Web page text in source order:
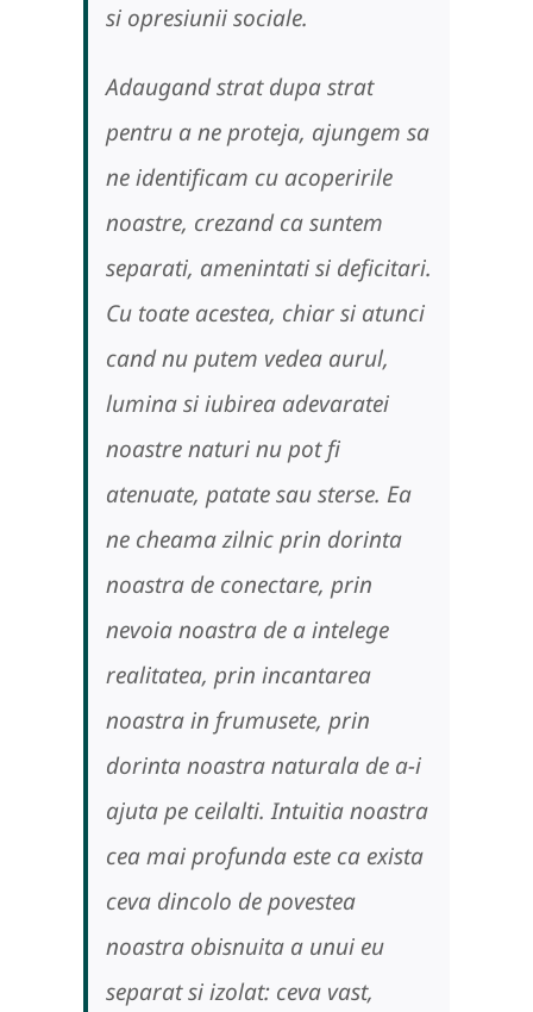
si opresiunii sociale.
Adaugand strat dupa strat
pentru a ne proteja, ajungem sa
ne identificam cu acoperirile
noastre, crezand ca suntem
separati, amenintati si deficitari.
Cu toate acestea, chiar si atunci
cand nu putem vedea aurul,
lumina si iubirea adevaratei
noastre naturi nu pot fi
atenuate, patate sau sterse. Ea
ne cheama zilnic prin dorinta
noastra de conectare, prin
nevoia noastra de a intelege
realitatea, prin incantarea
noastra in frumusete, prin
dorinta noastra naturala de a-i
ajuta pe ceilalti. Intuitia noastra
cea mai profunda este ca exista
ceva dincolo de povestea
noastra obisnuita a unui eu
separat si izolat: ceva vast,